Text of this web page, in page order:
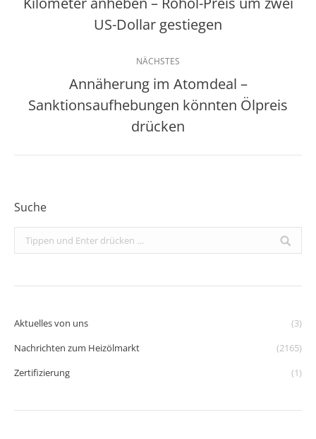
Beitrag:
US-Dollar gestiegen
NÄCHSTES
Nächster
Beitrag:
Annäherung im Atomdeal –
Sanktionsaufhebungen könnten Ölpreis
drücken
Suche
Search:
Aktuelles von uns
(3)
Nachrichten zum Heizölmarkt
(2165)
Zertifizierung
(1)